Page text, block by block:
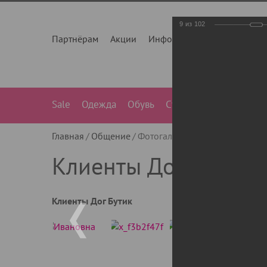
Партнёрам Акции Инфо
Sale Одежда Обувь Сумки
Главная Общение Фотогалерея
Клиенты Дог Бутик
Клиенты Дог Бутик
9 из 102